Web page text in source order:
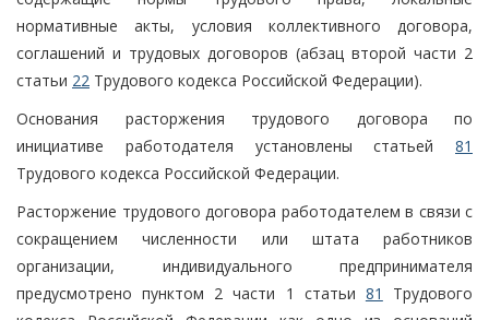
нормативные акты, условия коллективного договора,
соглашений и трудовых договоров (абзац второй части 2
статьи 22 Трудового кодекса Российской Федерации).
Основания расторжения трудового договора по
инициативе работодателя установлены статьей 81
Трудового кодекса Российской Федерации.
Расторжение трудового договора работодателем в связи с
сокращением численности или штата работников
организации, индивидуального предпринимателя
предусмотрено пунктом 2 части 1 статьи 81
Трудового